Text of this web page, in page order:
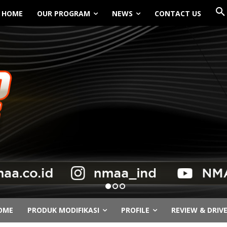
HOME OUR PROGRAM NEWS CONTACT US
PRODUK MODIFIKASI PROFILE REVIEW & DRIVE